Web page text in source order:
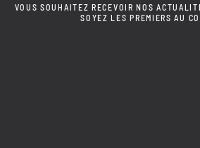
VOUS SOUHAITEZ RECEVOIR NOS
SOYEZ LES PREMIERS AU